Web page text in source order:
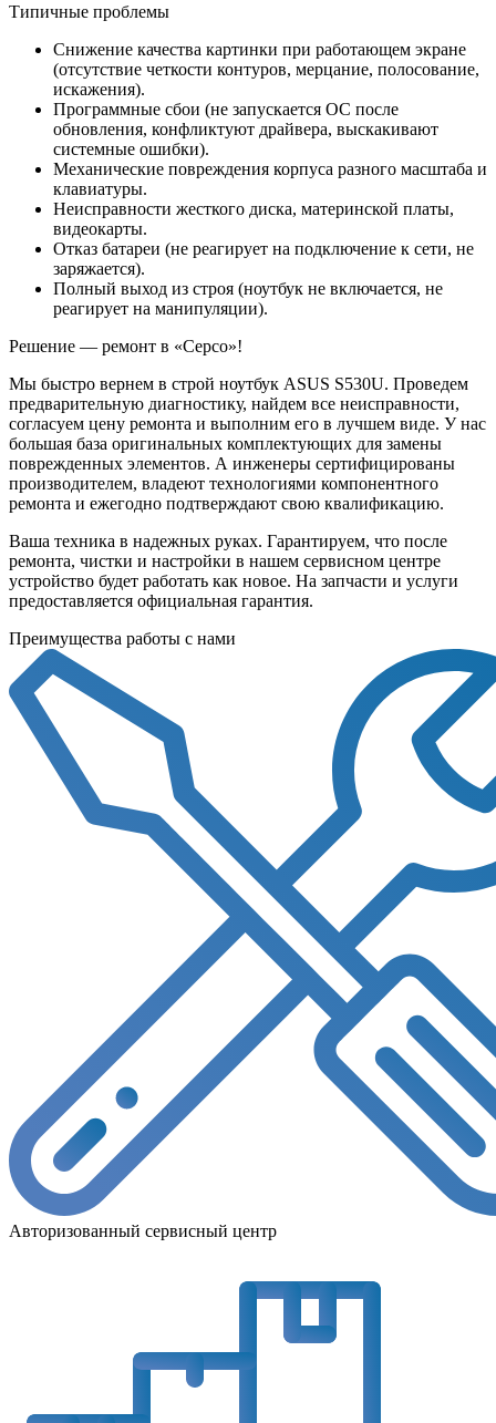
Типичные проблемы
Снижение качества картинки при работающем экране
(отсутствие четкости контуров, мерцание, полосование,
искажения).
Программные сбои (не запускается ОС после
обновления, конфликтуют драйвера, выскакивают
системные ошибки).
Механические повреждения корпуса разного масштаба и
клавиатуры.
Неисправности жесткого диска, материнской платы,
видеокарты.
Отказ батареи (не реагирует на подключение к сети, не
заряжается).
Полный выход из строя (ноутбук не включается, не
реагирует на манипуляции).
Решение — ремонт в «Серсо»!
Мы быстро вернем в строй ноутбук ASUS S530U. Проведем
предварительную диагностику, найдем все неисправности,
согласуем цену ремонта и выполним его в лучшем виде. У нас
большая база оригинальных комплектующих для замены
поврежденных элементов. А инженеры сертифицированы
производителем, владеют технологиями компонентного
ремонта и ежегодно подтверждают свою квалификацию.
Ваша техника в надежных руках. Гарантируем, что после
ремонта, чистки и настройки в нашем сервисном центре
устройство будет работать как новое. На запчасти и услуги
предоставляется официальная гарантия.
Преимущества работы с нами
Авторизованный сервисный центр